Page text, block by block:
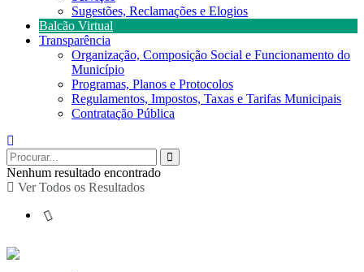
Sugestões, Reclamações e Elogios
Balcão Virtual
Transparência
Organização, Composição Social e Funcionamento do
Município
Programas, Planos e Protocolos
Regulamentos, Impostos, Taxas e Tarifas Municipais
Contratação Pública
Nenhum resultado encontrado
Ver Todos os Resultados